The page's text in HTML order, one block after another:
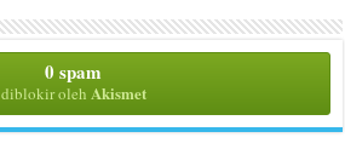
0 spam
diblokir oleh Akismet